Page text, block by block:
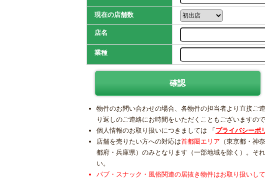
現在の店舗数
店名
業種
物件のお問い合わせの場合、各物件の担当者より直接ご
り返しのご連絡にお時間をいただくこともございますの
個人情報のお取り扱いにつきましては 「 プライバシーポ
店舗を売りたい方への対応は首都圏エリア （東京都・神
都府・兵庫県）のみとなります（一部地域を除く）。そ
い。
パブ・スナック・風俗関連の居抜き物件はお取り扱いして